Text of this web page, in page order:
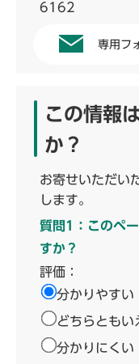
6162
専用フ
この情報
か？
お寄せいただい
します。
質問1：このペ
すか？
評価：
分かりやすい
どちらともい
分かりにくい